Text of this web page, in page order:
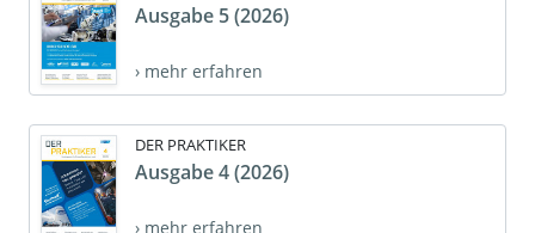
Ausgabe 5 (2026)
› mehr erfahren
DER PRAKTIKER
Ausgabe 4 (2026)
› mehr erfahren